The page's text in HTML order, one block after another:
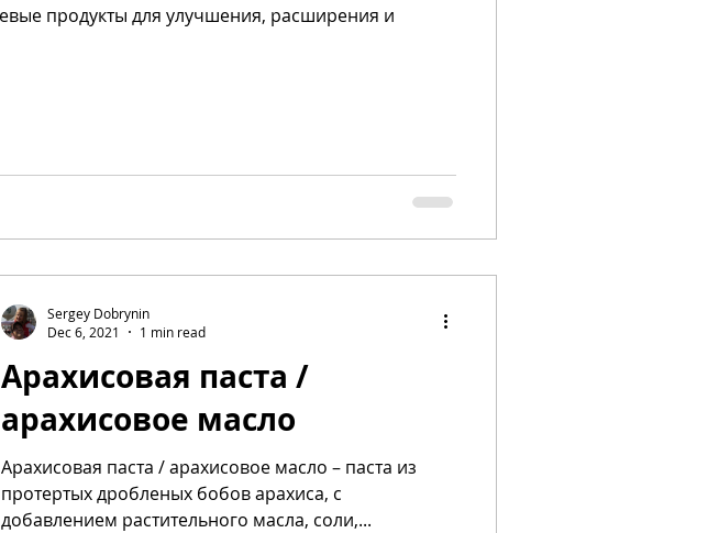
Арахисовая паста /
арахисовое масло
Арахисовая паста / арахисовое масло – паста из
протертых дробленых бобов арахиса, с
добавлением растительного масла, соли,...
Sergey Dobrynin
Dec 6, 2021
1 min read